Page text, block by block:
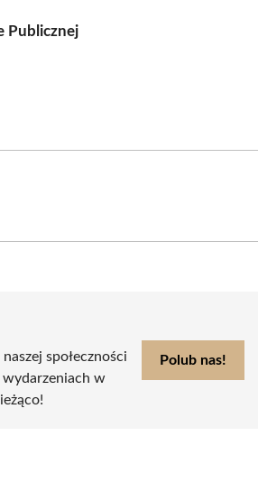
Publicznej
społeczności
wydarzeniach w
Polub nas!